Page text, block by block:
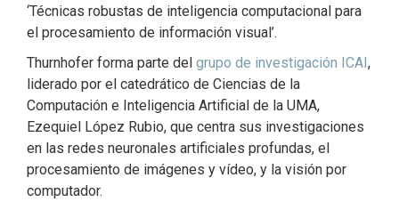
‘Técnicas robustas de inteligencia computacional para
el procesamiento de información visual’.
Thurnhofer forma parte del grupo de investigación ICAI,
liderado por el catedrático de Ciencias de la
Computación e Inteligencia Artificial de la UMA,
Ezequiel López Rubio, que centra sus investigaciones
en las redes neuronales artificiales profundas, el
procesamiento de imágenes y vídeo, y la visión por
computador.